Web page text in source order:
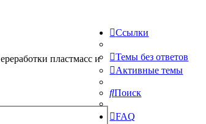
пластмасс и
Ссылки
Темы без ответов
Активные темы
Поиск
FAQ